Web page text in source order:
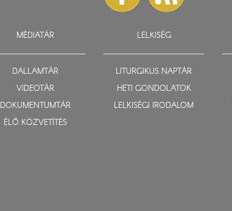
MÉDIATÁR
DALLAMTÁR
VIDEOTÁR
DOKUMENTUMTÁR
ÉLŐ KÖZVETÍTÉS
LELKISÉG
LITURGIKUS NAPTÁR
HETI GONDOLATOK
LELKISÉGI IRODALOM